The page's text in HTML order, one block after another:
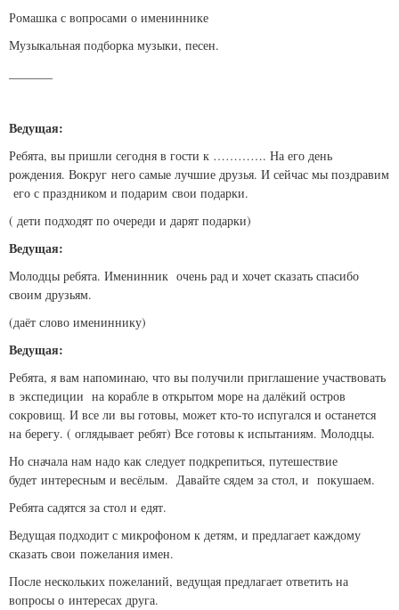
Ромашка с вопросами о имениннике
Музыкальная подборка музыки, песен.
Ведущая:
Ребята, вы пришли сегодня в гости к …………. На его день
рождения. Вокруг него самые лучшие друзья. И сейчас мы поздравим
его с праздником и подарим свои подарки.
( дети подходят по очереди и дарят подарки)
Ведущая:
Молодцы ребята. Именинник очень рад и хочет сказать спасибо
своим друзьям.
(даёт слово имениннику)
Ведущая:
Ребята, я вам напоминаю, что вы получили приглашение участвовать
в экспедиции на корабле в открытом море на далёкий остров
сокровищ. И все ли вы готовы, может кто-то испугался и останется
на берегу. ( оглядывает ребят) Все готовы к испытаниям. Молодцы.
Но сначала нам надо как следует подкрепиться, путешествие
будет интересным и весёлым. Давайте сядем за стол, и покушаем.
Ребята садятся за стол и едят.
Ведущая подходит с микрофоном к детям, и предлагает каждому
сказать свои пожелания имен.
После нескольких пожеланий, ведущая предлагает ответить на
вопросы о интересах друга.